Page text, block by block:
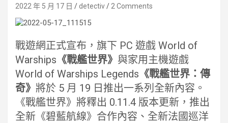
2022 年 5 月 17 日 detectiv 2 Comments
戰遊網正式宣布，旗下 PC 遊戲 World of
Warships 《戰艦世界》 與家用主機遊戲
World of Warships Legends 《戰艦世界：傳
奇》 將於 5 月 19 日推出一系列全新內容。
《戰艦世界》將釋出 0.11.4 版本更新，推出
全新《碧藍航線》合作內容、全新法國巡洋